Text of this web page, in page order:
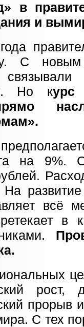
в
и
С новым
Но курс
на 9%.
всё
в
рост,
прорыв
С тех